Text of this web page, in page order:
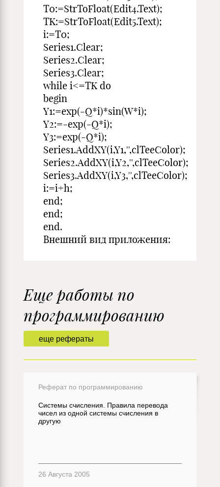
T0:=StrToFloat(Edit4.Text);
TK:=StrToFloat(Edit5.Text);
i:=T0;
Series1.Clear;
Series2.Clear;
Series3.Clear;
while i<=TK do
begin
Y1:=exp(-Q*i)*sin(W*i);
Y2:=-exp(-Q*i);
Y3:=exp(-Q*i);
Series1.AddXY(i,Y1,'',clTeeColor);
Series2.AddXY(i,Y2,'',clTeeColor);
Series3.AddXY(i,Y3,'',clTeeColor);
i:=i+h;
end;
end;
end.
Внешний вид приложения:
еще рефераты
Еще работы по
программированию
Реферат по программированию
Системы счисления. Правила перевода
чисел из одной системы счисления в
другую
26 Августа 2005